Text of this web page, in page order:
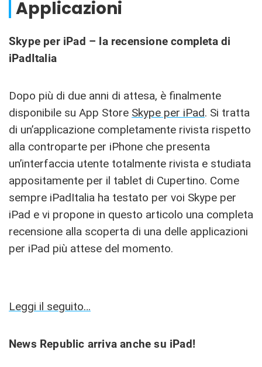
Applicazioni
Skype per iPad – la recensione completa di
iPadItalia
Dopo più di due anni di attesa, è finalmente
disponibile su App Store Skype per iPad. Si tratta
di un’applicazione completamente rivista rispetto
alla controparte per iPhone che presenta
un’interfaccia utente totalmente rivista e studiata
appositamente per il tablet di Cupertino. Come
sempre iPadItalia ha testato per voi Skype per
iPad e vi propone in questo articolo una completa
recensione alla scoperta di una delle applicazioni
per iPad più attese del momento.
Leggi il seguito…
News Republic arriva anche su iPad!